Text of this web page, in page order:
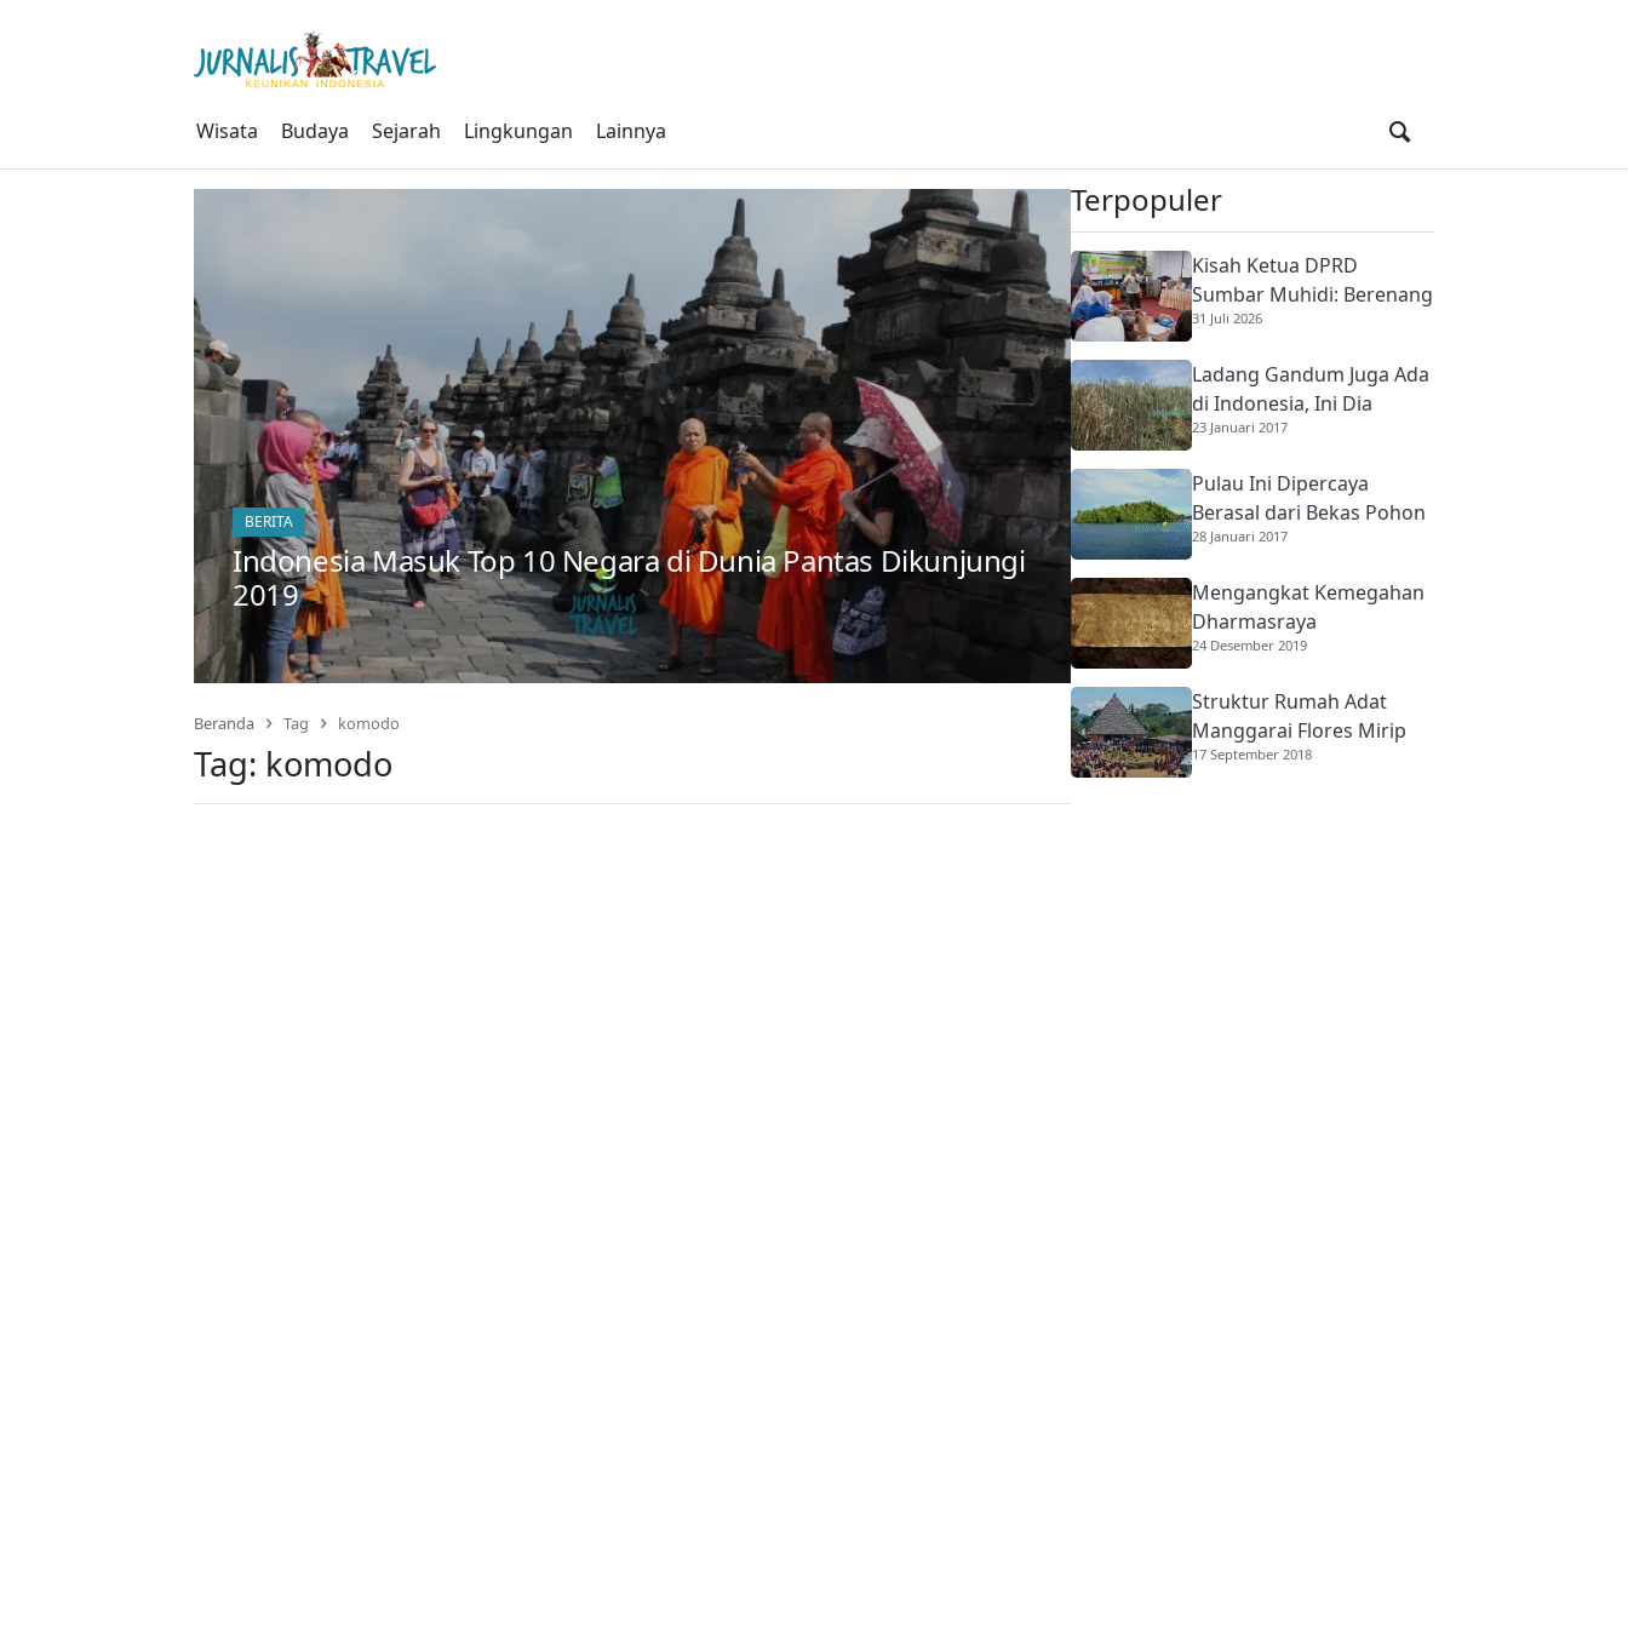
Wisata Budaya Sejarah Lingkungan Lainnya
BERITA
Indonesia Masuk Top 10 Negara di Dunia Pantas Dikunjungi
2019
Beranda Tag komodo
Tag: komodo
Terpopuler
Kisah Ketua DPRD
Sumbar Muhidi: Berenang
di Sungai Berbuaya Demi
Orang Tua
31 Juli 2026
Ladang Gandum Juga Ada
di Indonesia, Ini Dia
23 Januari 2017
Pulau Ini Dipercaya
Berasal dari Bekas Pohon
Raksasa
28 Januari 2017
Mengangkat Kemegahan
Dharmasraya
24 Desember 2019
Struktur Rumah Adat
Manggarai Flores Mirip
Rumah Gadang
17 September 2018